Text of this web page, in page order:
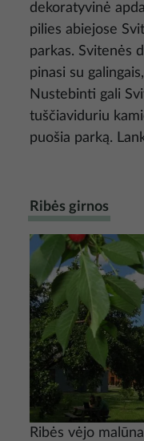
dekoratyvinė
pilies abiejose
parkas. Svitenės
pinasi su
Nustebinti gali
tuščiaviduriu
puošia parką.
Ribės girnos
Nuotrauka
Ribės vėjo